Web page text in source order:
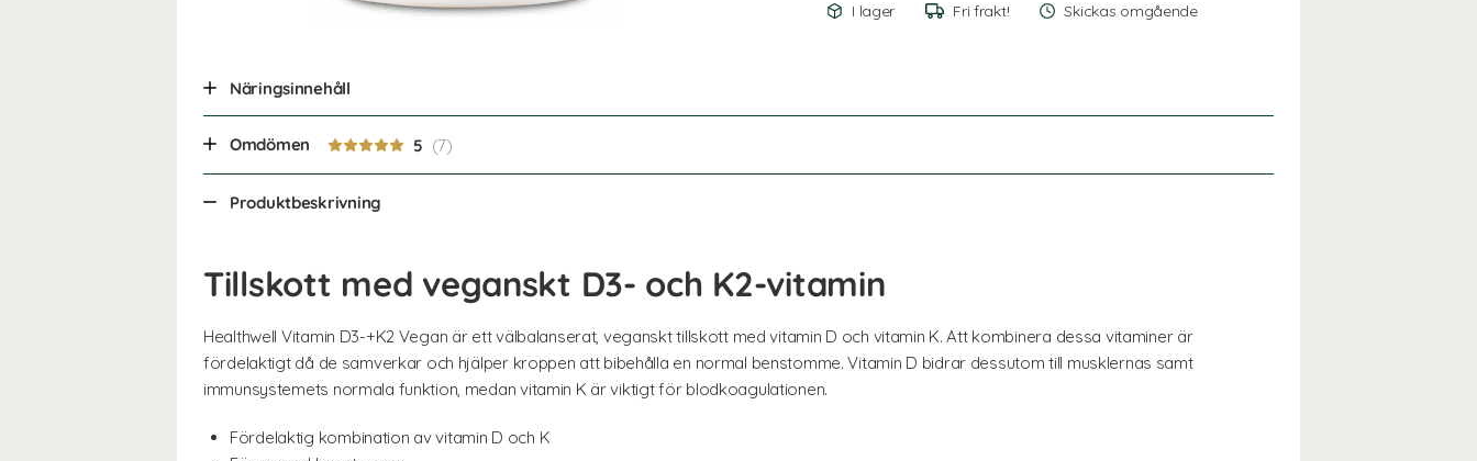
I lager Fri frakt! Skickas omgående
Näringsinnehåll
Omdömen 5
Produktbeskrivning
Tillskott med veganskt D3- och K2-vitamin
Healthwell Vitamin D3-+K2 Vegan är ett välbalanserat, veganskt tillskott med vitamin D och vitamin K. Att kombinera dessa vitaminer är
fördelaktigt då de samverkar och hjälper kroppen att bibehålla en normal benstomme. Vitamin D bidrar dessutom till musklernas samt
immunsystemets normala funktion, medan vitamin K är viktigt för blodkoagulationen.
Fördelaktig kombination av vitamin D och K